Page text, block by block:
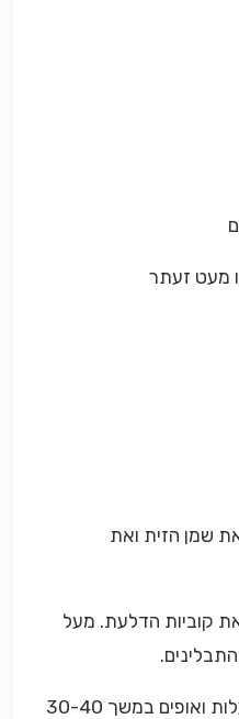
שמן הזית ואת
קוביות הדלעת. מעל
3. מחממים תנור ל 200 מעלות ואופים במשך 30-40